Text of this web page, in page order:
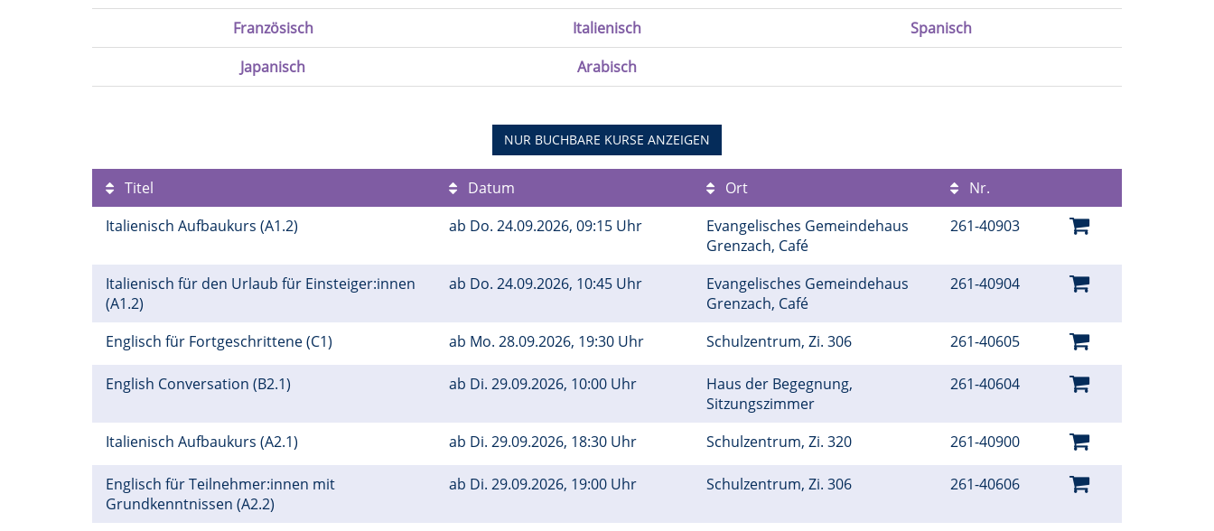
Französisch Italienisch
Spanisch
Japanisch
Arabisch
NUR BUCHBARE KURSE ANZEIGEN
Titel Datum Ort
Nr.
Italienisch Aufbaukurs (A1.2)
ab Do. 24.09.2026, 09:15 Uhr
Evangelisches Gemeindehaus
Grenzach, Café
261-40903
Italienisch für den Urlaub für Einsteiger:innen
(A1.2)
ab Do. 24.09.2026, 10:45 Uhr
Evangelisches Gemeindehaus
Grenzach, Café
261-40904
Englisch für Fortgeschrittene (C1) ab Mo. 28.09.2026, 19:30 Uhr Schulzentrum, Zi. 306 261-40605
English Conversation (B2.1) ab Di. 29.09.2026, 10:00 Uhr
Haus der Begegnung,
Sitzungszimmer
261-40604
Italienisch Aufbaukurs (A2.1) ab Di. 29.09.2026, 18:30 Uhr Schulzentrum, Zi. 320 261-40900
Englisch für Teilnehmer:innen mit
Grundkenntnissen (A2.2)
ab Di. 29.09.2026, 19:00 Uhr Schulzentrum, Zi. 306 261-40606